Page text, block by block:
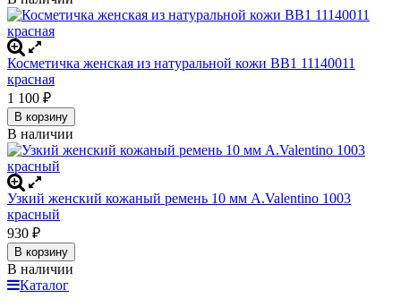
Косметичка женская из натуральной кожи BB1 11140011
красная
1 100 ₽
В корзину
В наличии
Узкий женский кожаный ремень 10 мм A.Valentino 1003
красный
930 ₽
В корзину
В наличии
Каталог